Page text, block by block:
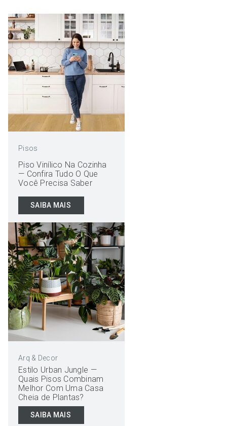
Pisos
Piso Vinílico Na Cozinha
— Confira Tudo O Que
Você Precisa Saber
SAIBA MAIS
Arq & Decor
Estilo Urban Jungle —
Quais Pisos Combinam
Melhor Com Uma Casa
Cheia de Plantas?
SAIBA MAIS